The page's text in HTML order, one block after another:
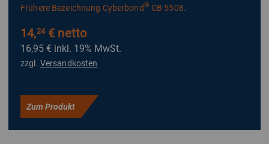
Frühere Bezeichnung Cyberbond® CB 5508.
14,24€ netto
16,95 € inkl. 19% MwSt.
zzgl. Versandkosten
Zum Produkt